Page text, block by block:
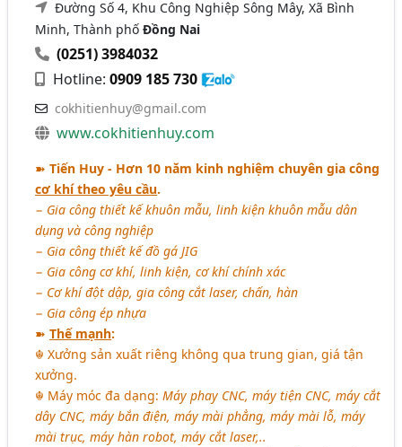
Đường Số 4, Khu Công Nghiệp Sông Mây, Xã Bình
Minh, Thành phốĐồng Nai
(0251) 3984032
Hotline:0909 185 730
cokhitienhuy@gmail.com
www.cokhitienhuy.com
➽Tiến Huy - Hơn 10 năm kinh nghiệm chuyên gia công
cơ khí theo yêu cầu.
− Gia công thiết kế khuôn mẫu, linh kiện khuôn mẫu dân
dụng và công nghiệp
− Gia công thiết kế đồ gá JIG
− Gia công cơ khí, linh kiện, cơ khí chính xác
− Cơ khí đột dập, gia công cắt laser, chấn, hàn
− Gia công ép nhựa
➽Thế mạnh:
☬ Xưởng sản xuất riêng không qua trung gian, giá tận
xưởng.
☬ Máy móc đa dạng:Máy phay CNC, máy tiện CNC, máy cắt
dây CNC, máy bắn điện, máy mài phẳng, máy mài lỗ, máy
mài trục, máy hàn robot, máy cắt laser,..